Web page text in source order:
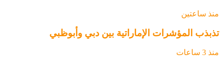
منذ ساعتين
تذبذب المؤشرات الإماراتية بين دبي وأبوظبي
منذ 3 ساعات